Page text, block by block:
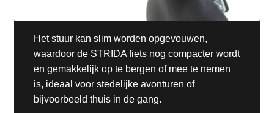
Het stuur kan slim worden opgevouwen,
waardoor de STRIDA fiets nog compacter wordt
en gemakkelijk op te bergen of mee te nemen
is, ideaal voor stedelijke avonturen of
bijvoorbeeld thuis in de gang.